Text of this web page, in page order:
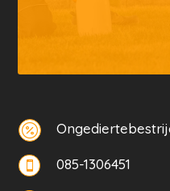

 085-1306451